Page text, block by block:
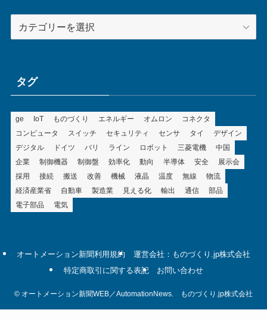
ータグ
ge IoT ものづくり エネルギー オムロン
コネクタ
コンピュータ
スイッチ セキュリティ センサ タイ
デザイン
デジタル
ドイツ バリ ライン ロボット 三菱電機
中国
企業
制御機器 制御盤 効率化 動向 半導体 安全
展示会
採用
接続 搬送 改善 機械 液晶 温度 無線
物流
経済産業省
自動車 製造業 見える化 輸出 通信
部品
電子部品
電気
オートメーション新聞利用規約
運営会社：ものづくり.jp株式会社
特定商取引に関する表記
お問い合わせ
© オートメーション新聞WEB／AutomationNews. ものづくり.jp株式会社